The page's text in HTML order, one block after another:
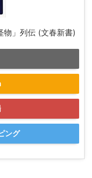
」列伝 (文春新書)
ング